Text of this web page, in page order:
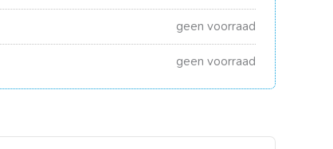
geen voorraad
geen voorraad